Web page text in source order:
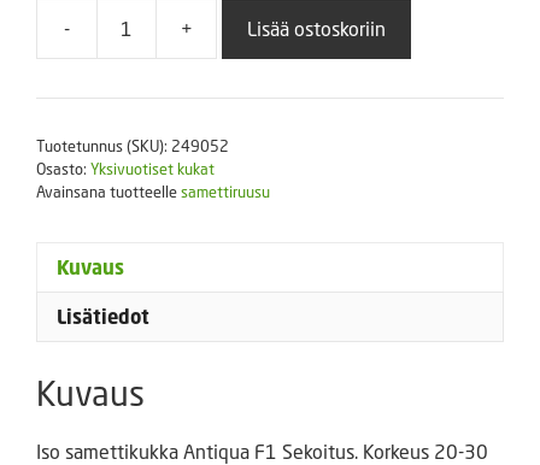
-
Antiqua
Sekoitus
250
+ Lisää ostoskoriin
Tuotetunnus (SKU): 249052
Osasto: Yksivuotiset kukat
Avainsana tuotteellesamettiruusu
Kuvaus
Lisätiedot
Kuvaus
Iso samettikukka Antiqua F1 Sekoitus. Korkeus 20-30